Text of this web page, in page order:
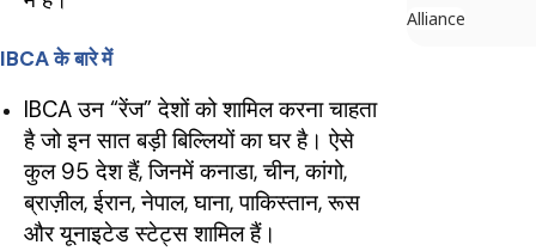
IBCA के बारे में
IBCA उन “रेंज” देशों को शामिल करना चाहता
है जो इन सात बड़ी बिल्लियों का घर है। ऐसे
कुल 95 देश हैं, जिनमें कनाडा, चीन, कांगो,
ब्राज़ील, ईरान, नेपाल, घाना, पाकिस्तान, रूस
और यूनाइटेड स्टेट्स शामिल हैं।
Alliance